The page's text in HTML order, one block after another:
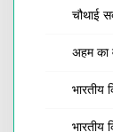
चौथाई
अहम का
भारतीय
भारतीय